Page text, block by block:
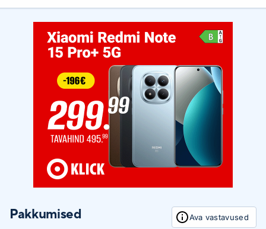
Pakkumised Ava vastavused